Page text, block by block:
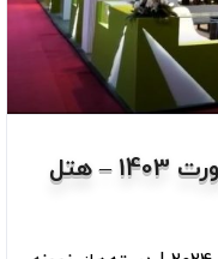
ویدئو کنگره جراحان فک و صورت 1403 – هتل